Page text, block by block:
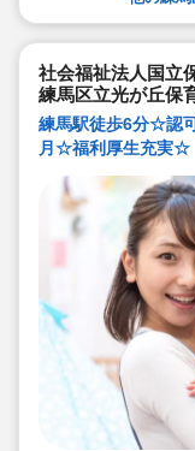
社会福祉法人国立
練馬区立光が丘保
練馬駅徒歩6分☆認
月☆福利厚生充実☆